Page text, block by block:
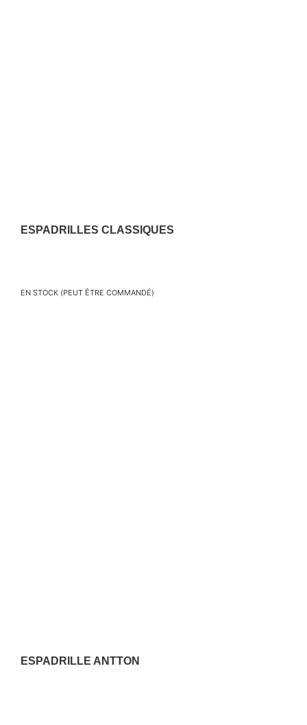
ESPADRILLES CLASSIQUES
En stock (peut être commandé)
ESPADRILLE ANTTON